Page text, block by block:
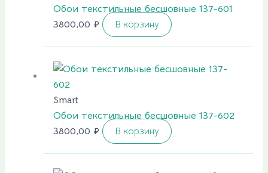
Обои текстильные бесшовные 137-601
3800,00 ₽ В корзину
Smart
Обои текстильные бесшовные 137-602
3800,00 ₽ В корзину